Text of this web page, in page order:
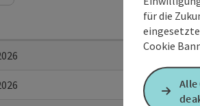
für die
Cookie
Alle